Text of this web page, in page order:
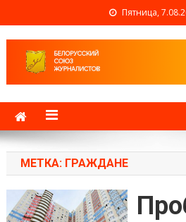
Пятница,
МЕТКА: ГРАЖДАНЕ